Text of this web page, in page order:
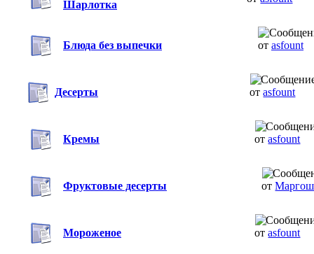
Шарлотка
Блюда без выпечки от asfount
Десерты отasfount
Кремы отasfount
Фруктовые десерты от
Мороженое отasfount